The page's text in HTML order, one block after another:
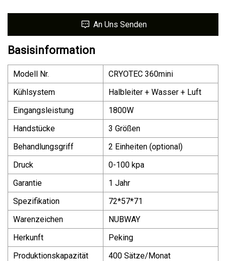
An Uns Senden
Basisinformation
Modell Nr.
CRYOTEC 360mini
Kühlsystem
Halbleiter + Wasser + Luft
Eingangsleistung
1800W
Handstücke
3 Größen
Behandlungsgriff
2 Einheiten (optional)
Druck
0-100 kpa
Garantie
1 Jahr
Spezifikation
72*57*71
Warenzeichen
NUBWAY
Herkunft
Peking
Produktionskapazität
400 Sätze/Monat